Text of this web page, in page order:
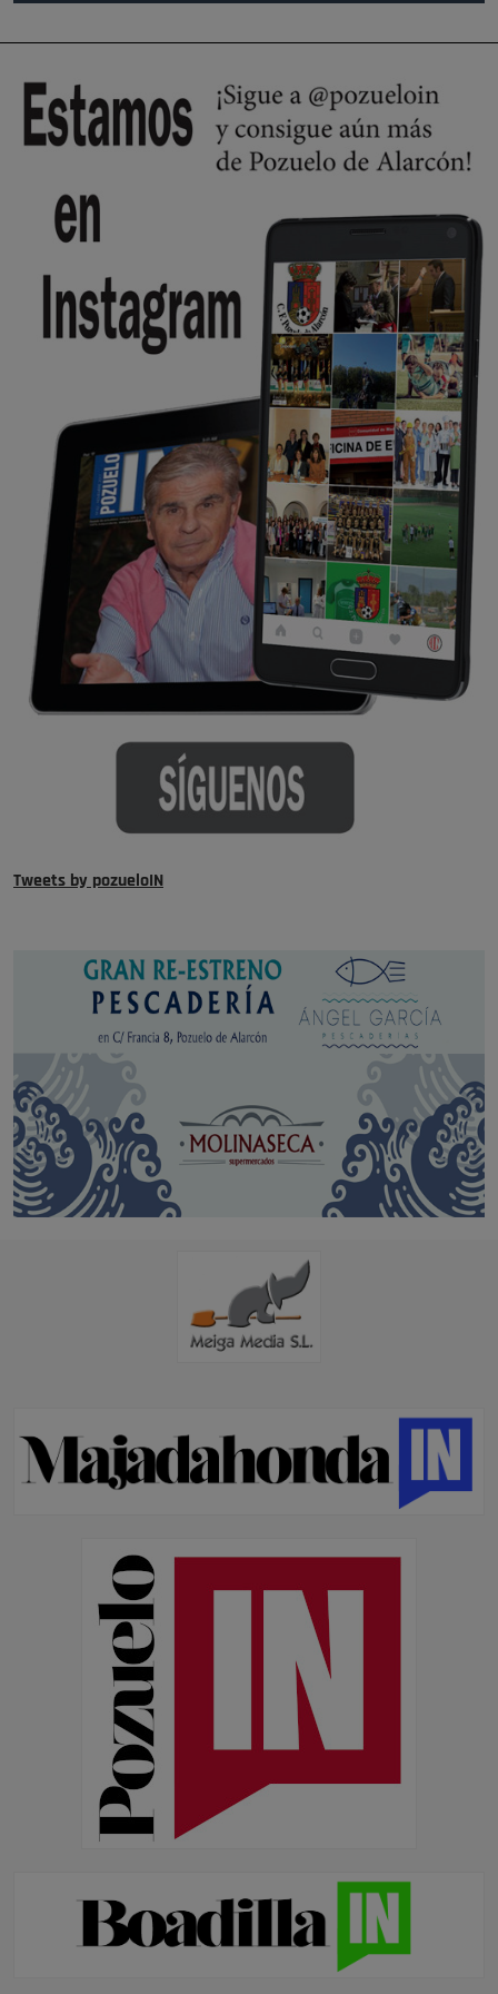
Pozuelo de Alarcón
🔴 EXCLUSIVA | El comisario de la …
Pozuelo de Alarcón
🔴 EXCLUSIVA | El comisario de la …
Tweets by pozueloIN